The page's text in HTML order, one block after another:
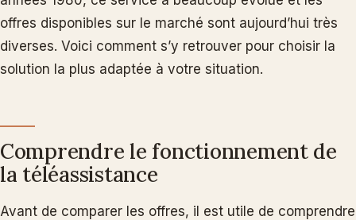
offres disponibles sur le marché sont aujourd’hui très
diverses. Voici comment s’y retrouver pour choisir la
solution la plus adaptée à votre situation.
Comprendre le fonctionnement de
la téléassistance
Avant de comparer les offres, il est utile de comprendre